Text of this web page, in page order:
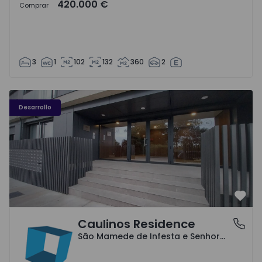
Comprar 420.000 €
3 1 102 132 360 2
Desarrollo
Caulinos Residence - 1
São Mamede de Infesta e Senhora da Hora, Porto
Caulinos Residence
São Mamede de Infesta e Senhora da Hora, Porto